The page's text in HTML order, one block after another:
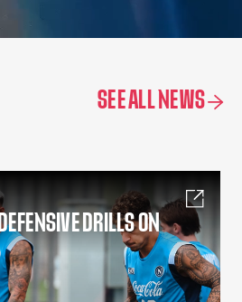
SEE ALL NEWS
DRILLS ON